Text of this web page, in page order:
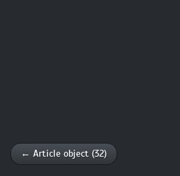
← Article object (32)